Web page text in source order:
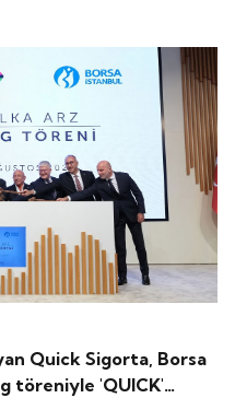
Quick Sigorta, Borsa
töreniyle 'QUICK'